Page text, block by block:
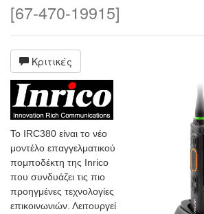
[67-470-19915]
Κριτικές
To IRC380 είναι το νέο
μοντέλο επαγγελματικού
πομποδέκτη της Inrico
που συνδυάζει τις πιο
προηγμένες τεχνολογίες
επικοινωνιών. Λειτουργεί